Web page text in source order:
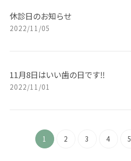
休診日のお知らせ
2022/11/05
11月8日はいい歯の日です‼️
2022/11/01
1 2 3 4 5